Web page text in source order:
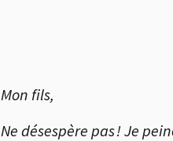
Mon fils,
Ne désespère pas ! Je